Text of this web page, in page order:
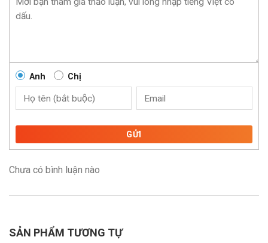
Anh Chị
GỬI
Chưa có bình luận nào
SẢN PHẨM TƯƠNG TỰ